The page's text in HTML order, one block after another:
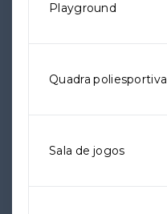
Playground
Quadra poliesportiva
Sala de jogos